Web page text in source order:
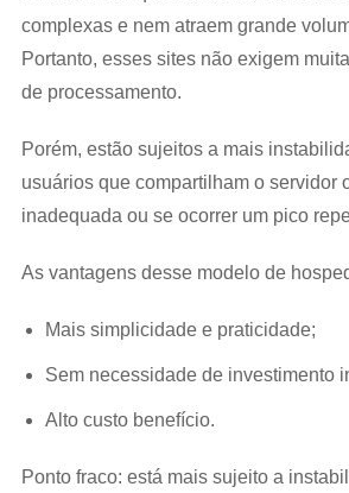
complexas e nem atraem grande
Portanto, esses sites não exigem
de processamento.
Porém, estão sujeitos a mais
usuários que compartilham o servidor
inadequada ou se ocorrer um pico
As vantagens desse modelo de
Mais simplicidade e praticidade;
Sem necessidade de investimento
Alto custo benefício.
Ponto fraco: está mais sujeito a